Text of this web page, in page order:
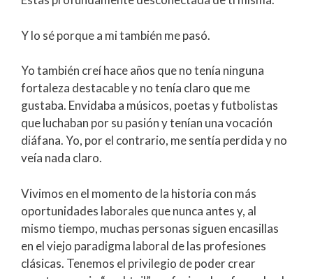
Y lo sé porque a mi también me pasó.
Yo también creí hace años que no tenía ninguna
fortaleza destacable y no tenía claro que me
gustaba. Envidaba a músicos, poetas y futbolistas
que luchaban por su pasión y tenían una vocación
diáfana. Yo, por el contrario, me sentía perdida y no
veía nada claro.
Vivimos en el momento de la historia con más
oportunidades laborales que nunca antes y, al
mismo tiempo, muchas personas siguen encasillas
en el viejo paradigma laboral de las profesiones
clásicas. Tenemos el privilegio de poder crear